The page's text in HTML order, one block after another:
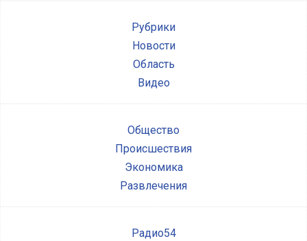
Рубрики
Новости
Область
Видео
Общество
Происшествия
Экономика
Развлечения
Радио54